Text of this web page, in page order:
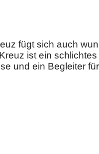
fügt sich auch
ist ein
und ein Begleiter